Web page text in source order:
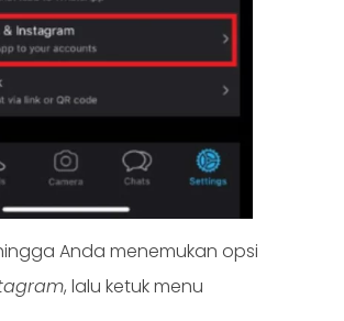
Anda menemukan opsi
, lalu ketuk menu